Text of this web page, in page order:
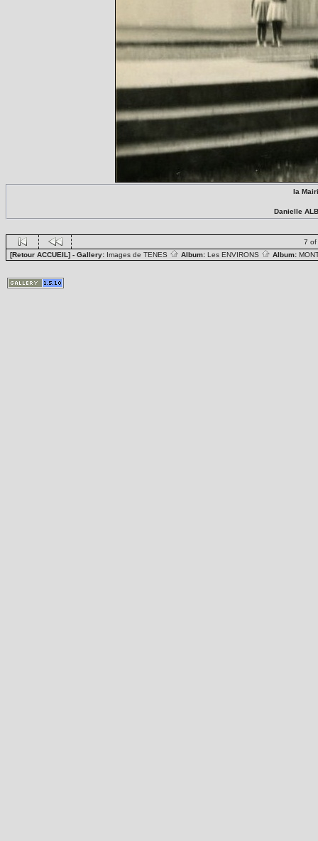
la
Danielle
7 of
[Retour ACCUEIL] - Gallery: Images de TENES Album: Les ENVIRONS Album: